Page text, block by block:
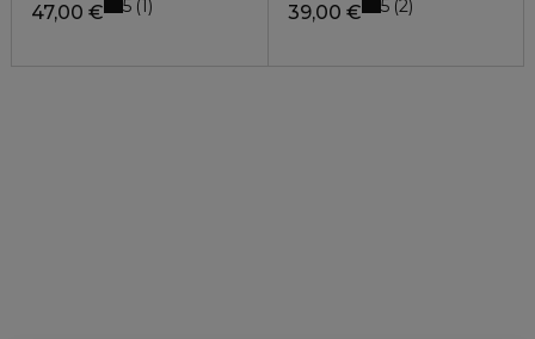
47,00 € 5 1 39,00 € 5 2